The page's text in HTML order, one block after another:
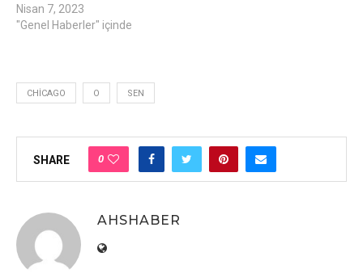
Nisan 7, 2023
"Genel Haberler" içinde
CHICAGO O SEN
SHARE 0
AHSHABER